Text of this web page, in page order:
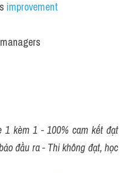
improvement
1 kèm 1 - 100% cam kết đạt
đầu ra - Thi không đạt, học